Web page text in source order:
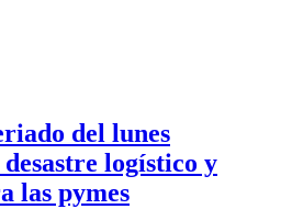
del lunes
desastre logístico y
las pymes